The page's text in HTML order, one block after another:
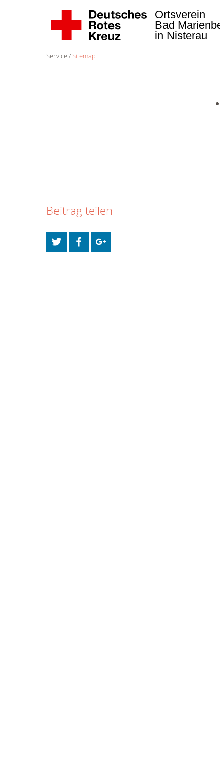
Ortsverein
Bad
in Nisterau
Service Sitemap
Beitrag teilen